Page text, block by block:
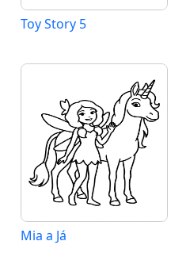
Toy Story 5
Mia a Já